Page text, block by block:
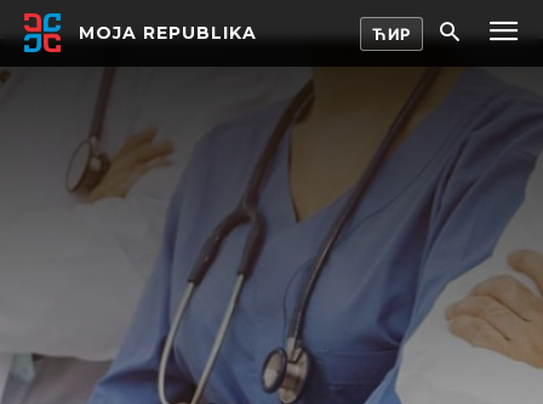
MOJA REPUBLIKA